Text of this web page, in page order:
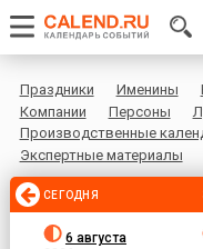
Праздники Именины
Компании
Персоны
Производственные
Экспертные материалы
СЕГОДНЯ
6 августа